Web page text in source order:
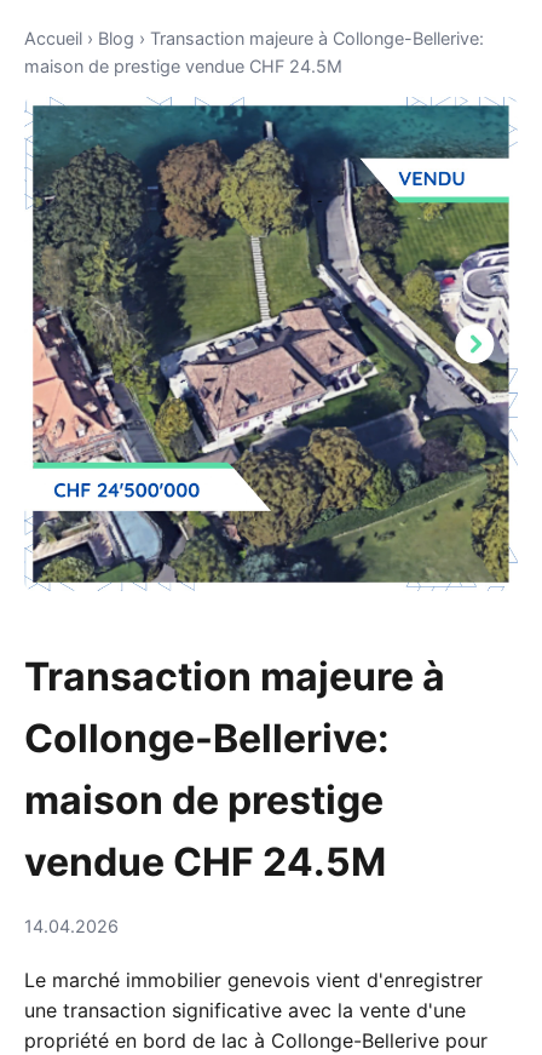
Accueil › Blog › Transaction majeure à Collonge-Bellerive:
maison de prestige vendue CHF 24.5M
Transaction majeure à
Collonge-Bellerive:
maison de prestige
vendue CHF 24.5M
14.04.2026
Le marché immobilier genevois vient d'enregistrer
une transaction significative avec la vente d'une
propriété en bord de lac à Collonge-Bellerive pour